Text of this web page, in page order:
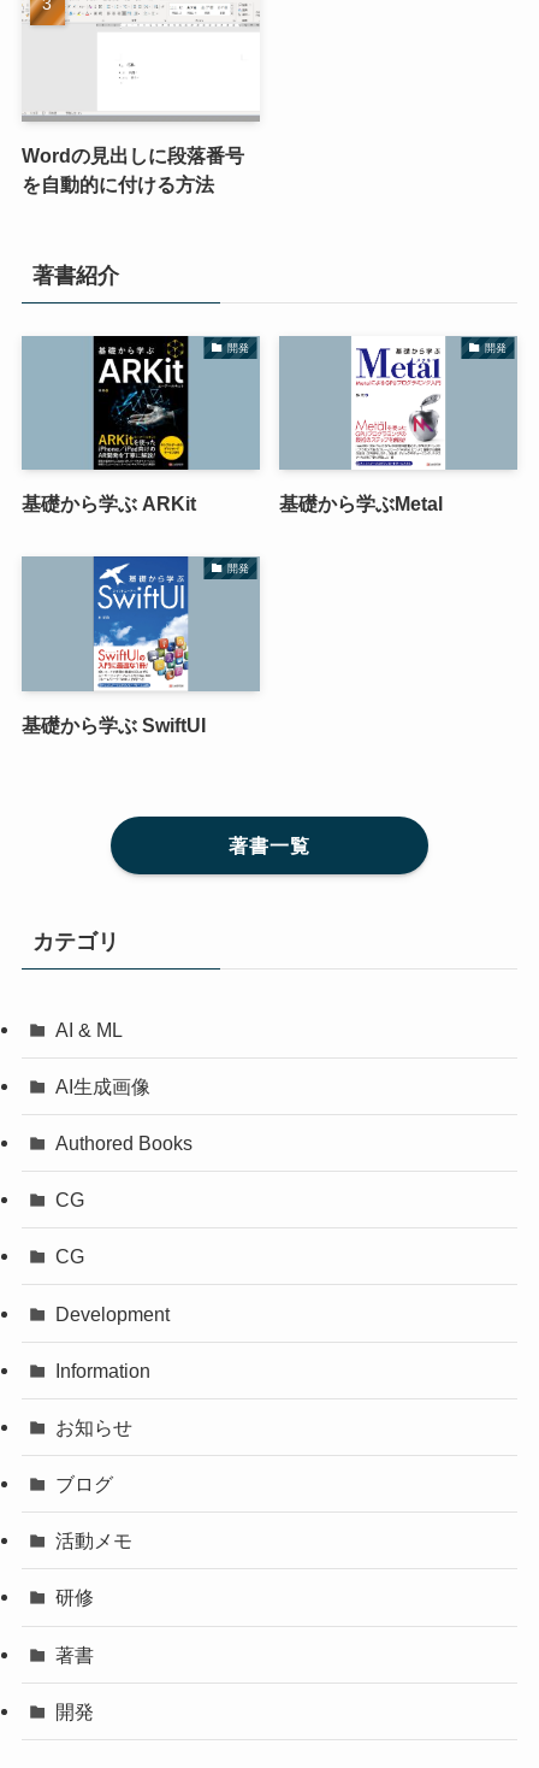
Wordの見出しに段落番号
を自動的に付ける方法
著書紹介
開発
基礎から学ぶ ARKit
開発
基礎から学ぶMetal
開発
基礎から学ぶ SwiftUI
著書一覧
カテゴリ
AI & ML
AI生成画像
Authored Books
CG
CG
Development
Information
お知らせ
ブログ
活動メモ
研修
著書
開発